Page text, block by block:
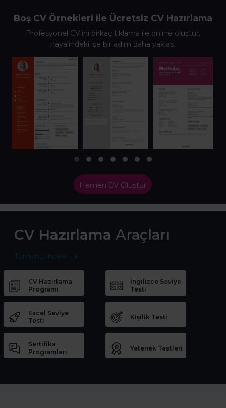
Boş CV Örnekleri ile Ücretsiz CV Hazırlama
Profesyonel CV’ini birkaç tıklama ile online oluştur,
hayalindeki işe bir adım daha yaklaş.
Hemen CV Oluştur
CV Hazırlama Araçları
Tümünü İncele
CV Hazırlama
Programı
İngilizce Seviye
Testi
Excel Seviye
Testi
Kişilik Testi
Sertifika
Programları
Yetenek Testleri